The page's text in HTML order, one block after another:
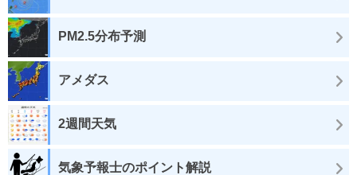
PM2.5分布予測
アメダス
2週間天気
気象予報士のポイント解説